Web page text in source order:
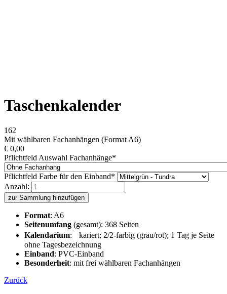
Taschenkalender
162
Mit wählbaren Fachanhängen (Format A6)
€ 0,00
Pflichtfeld Auswahl Fachanhänge*
Pflichtfeld Farbe für den Einband*
Anzahl:
zur Sammlung hinzufügen
Format: A6
Seitenumfang (gesamt): 368 Seiten
Kalendarium: kariert; 2/2-farbig (grau/rot); 1 Tag je Seite
ohne Tagesbezeichnung
Einband: PVC-Einband
Besonderheit: mit frei wählbaren Fachanhängen
Zurück